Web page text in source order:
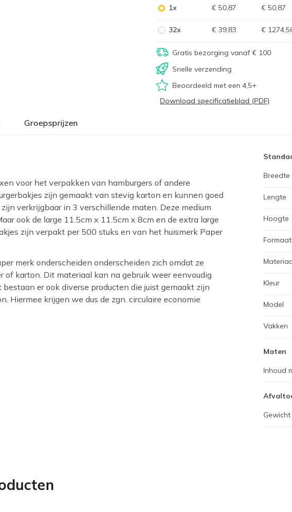
1x € 50,87 € 50,87
32x € 39,83 €
Gratis bezorging vanaf € 100
Snelle verzending
Beoordeeld met een 4,5+
Download specificatieblad (PDF)
Groepsprijzen
voor het verpakken van hamburgers of andere
zijn gemaakt van stevig karton en kunnen goed
verkrijgbaar in 3 verschillende maten. Deze medium
ook de large 11.5cm x 11.5cm x 8cm en de extra large
zijn verpakt per 500 stuks en van het huismerk Paper
merk onderscheiden onderscheiden zich omdat ze
karton. Dit materiaal kan na gebruik weer eenvoudig
er ook diverse producten die juist gemaakt zijn
Hiermee krijgen we dus de zgn. circulaire economie
Breedte
Lengte
Hoogte
Formaat
Kleur
Model
Vakken
Maten
Inhoud